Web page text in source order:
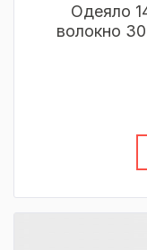
Одеяло
волокно